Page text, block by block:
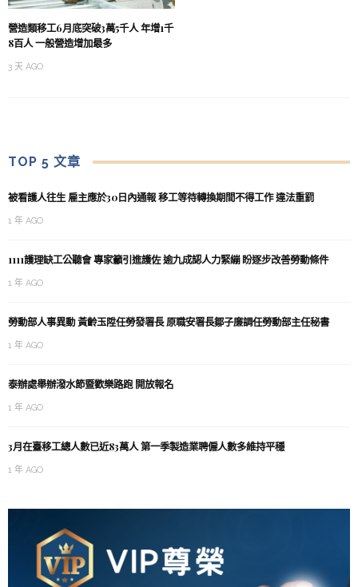
營造類移工6月底突破3萬5千人 年增1千
8百人 一般營造增加最多
3 天 AGO
TOP 5 文章
被看護人往生 雇主應於30日內通報 移工等待轉換期間不得工作 違法重罰
1 年 AGO
1111護理缺工公聽會 專家籲引進護佐 逾九成認人力緊繃 盼逐步改善勞動條件
1 年 AGO
勞動部人事異動 黃齡玉陞任勞發署長 原職安署長鄒子廉調任勞動部主任秘書
1 年 AGO
泰辦處舉辦潑水節暨歡樂路跑 開放報名
1 年 AGO
3月在臺移工總人數已近83萬人 第一季製造業聘僱人數多維持平穩
1 年 AGO